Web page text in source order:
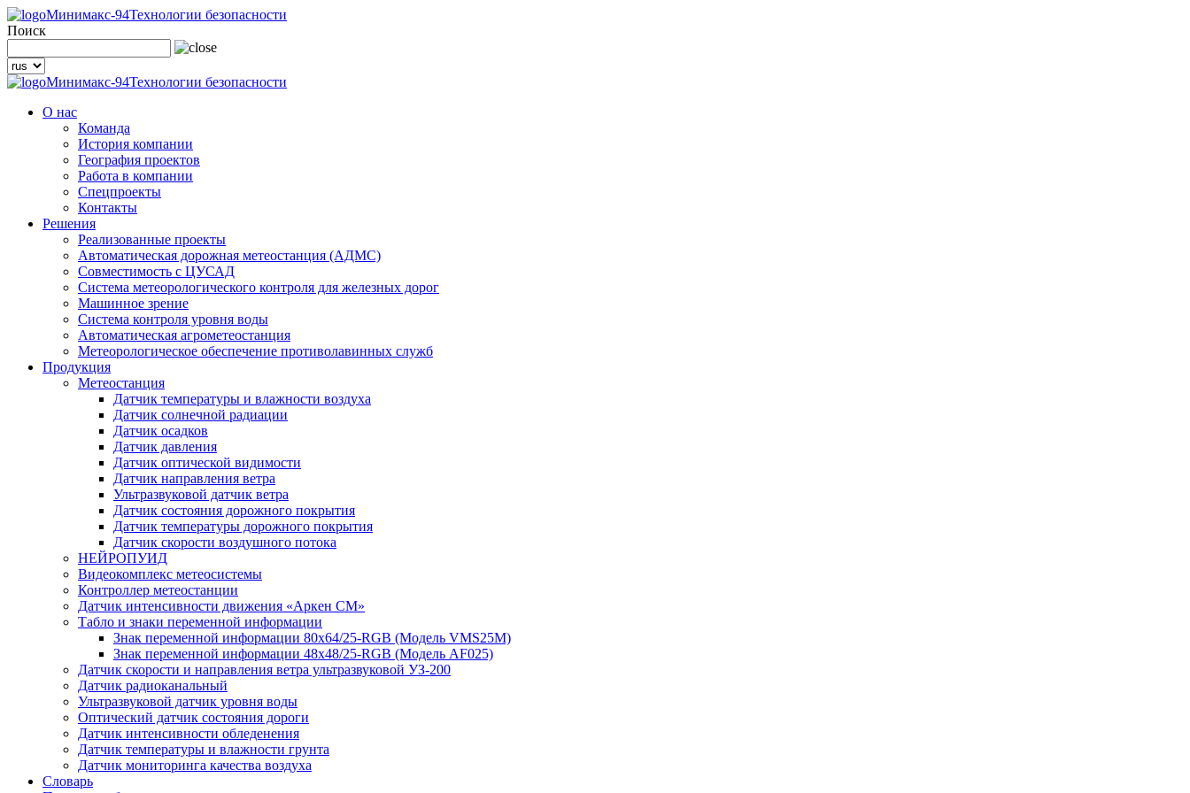
Минимакс-94Технологии безопасности
Поиск
Минимакс-94Технологии безопасности
О нас
Команда
История компании
География проектов
Работа в компании
Спецпроекты
Контакты
Решения
Реализованные проекты
Автоматическая дорожная метеостанция (АДМС)
Совместимость с ЦУСАД
Система метеорологического контроля для железных дорог
Машинное зрение
Система контроля уровня воды
Автоматическая агрометеостанция
Метеорологическое обеспечение противолавинных служб
Продукция
Метеостанция
Датчик температуры и влажности воздуха
Датчик солнечной радиации
Датчик осадков
Датчик давления
Датчик оптической видимости
Датчик направления ветра
Ультразвуковой датчик ветра
Датчик состояния дорожного покрытия
Датчик температуры дорожного покрытия
Датчик скорости воздушного потока
НЕЙРОПУИД
Видеокомплекс метеосистемы
Контроллер метеостанции
Датчик интенсивности движения «Аркен СМ»
Табло и знаки переменной информации
Знак переменной информации 80х64/25-RGB (Модель VMS25M)
Знак переменной информации 48х48/25-RGB (Модель АF025)
Датчик скорости и направления ветра ультразвуковой УЗ-200
Датчик радиоканальный
Ультразвуковой датчик уровня воды
Оптический датчик состояния дороги
Датчик интенсивности обледенения
Датчик температуры и влажности грунта
Датчик мониторинга качества воздуха
Словарь